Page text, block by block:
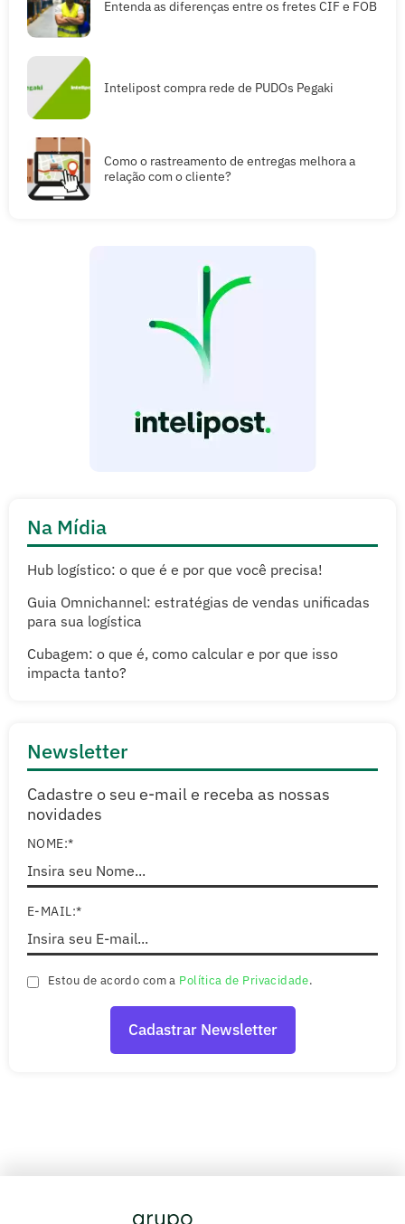
Entenda as diferenças entre os fretes CIF e FOB
Intelipost compra rede de PUDOs Pegaki
Como o rastreamento de entregas melhora a
relação com o cliente?
Na Mídia
Hub logístico: o que é e por que você precisa!
Guia Omnichannel: estratégias de vendas unificadas
para sua logística
Cubagem: o que é, como calcular e por que isso
impacta tanto?
Newsletter
Cadastre o seu e-mail e receba as nossas
novidades
NOME:*
E-MAIL:*
Estou de acordo com a Política de Privacidade.